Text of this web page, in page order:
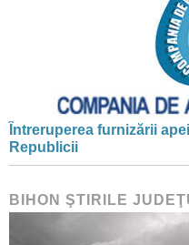
Întreruperea furnizării
Republicii
BIHON ŞTIRILE